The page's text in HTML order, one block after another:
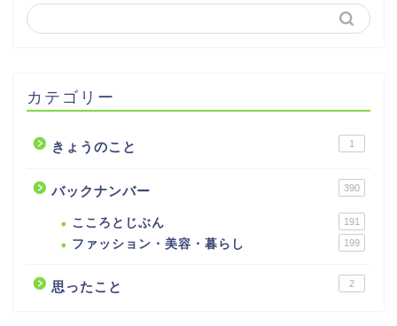
カテゴリー
きょうのこと 1
バックナンバー 390
こころとじぶん 191
ファッション・美容・暮らし 199
思ったこと 2